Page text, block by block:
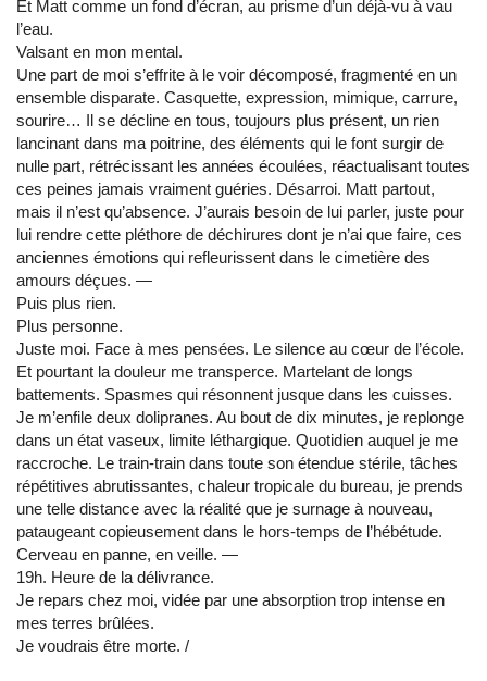
Et Matt comme un fond d’écran, au prisme d’un déjà-vu à vau
l’eau.
Valsant en mon mental.
Une part de moi s’effrite à le voir décomposé, fragmenté en un
ensemble disparate. Casquette, expression, mimique, carrure,
sourire… Il se décline en tous, toujours plus présent, un rien
lancinant dans ma poitrine, des éléments qui le font surgir de
nulle part, rétrécissant les années écoulées, réactualisant toutes
ces peines jamais vraiment guéries. Désarroi. Matt partout,
mais il n’est qu’absence. J’aurais besoin de lui parler, juste pour
lui rendre cette pléthore de déchirures dont je n’ai que faire, ces
anciennes émotions qui refleurissent dans le cimetière des
amours déçues. ―
Puis plus rien.
Plus personne.
Juste moi. Face à mes pensées. Le silence au cœur de l’école.
Et pourtant la douleur me transperce. Martelant de longs
battements. Spasmes qui résonnent jusque dans les cuisses.
Je m’enfile deux dolipranes. Au bout de dix minutes, je replonge
dans un état vaseux, limite léthargique. Quotidien auquel je me
raccroche. Le train-train dans toute son étendue stérile, tâches
répétitives abrutissantes, chaleur tropicale du bureau, je prends
une telle distance avec la réalité que je surnage à nouveau,
pataugeant copieusement dans le hors-temps de l’hébétude.
Cerveau en panne, en veille. ―
19h. Heure de la délivrance.
Je repars chez moi, vidée par une absorption trop intense en
mes terres brûlées.
Je voudrais être morte. /